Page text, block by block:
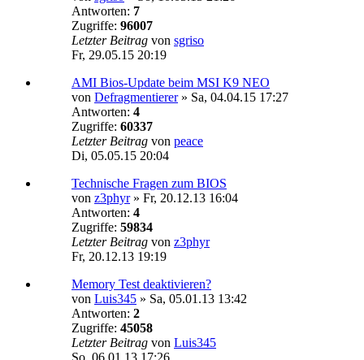
Antworten: 7
Zugriffe: 96007
Letzter Beitrag von sgriso
Fr, 29.05.15 20:19
AMI Bios-Update beim MSI K9 NEO
von Defragmentierer» Sa, 04.04.15 17:27
Antworten: 4
Zugriffe: 60337
Letzter Beitrag von peace
Di, 05.05.15 20:04
Technische Fragen zum BIOS
von z3phyr» Fr, 20.12.13 16:04
Antworten: 4
Zugriffe: 59834
Letzter Beitrag von z3phyr
Fr, 20.12.13 19:19
Memory Test deaktivieren?
von Luis345 » Sa, 05.01.13 13:42
Antworten: 2
Zugriffe: 45058
Letzter Beitrag von Luis345
So, 06.01.13 17:26